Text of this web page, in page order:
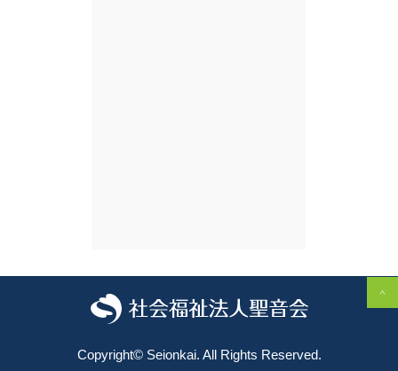
Copyright©️ Seionkai. All Rights Reserved.